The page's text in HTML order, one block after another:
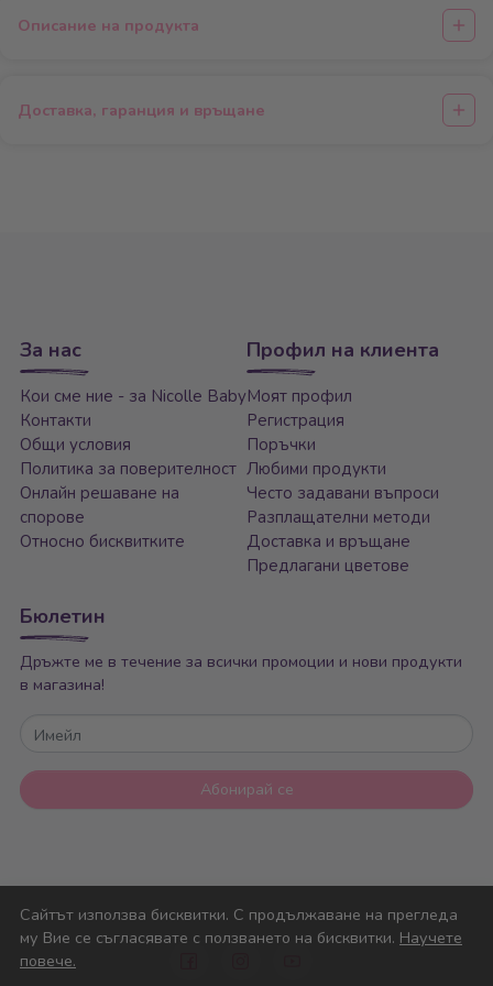
Описание на продукта
Доставка, гаранция и връщане
Сайтът използва бисквитки. С продължаване на прегледа
му Вие се съгласявате с ползването на бисквитки. Научете
повече.
За нас
Кои сме ние - за Nicolle Baby
Контакти
Общи условия
Политика за поверителност
Онлайн решаване на
спорове
Относно бисквитките
Профил на клиента
Моят профил
Регистрация
Поръчки
Любими продукти
Често задавани въпроси
Разплащателни методи
Доставка и връщане
Предлагани цветове
Бюлетин
Дръжте ме в течение за всички промоции и нови продукти
в магазина!
Имейл
Абонирай се